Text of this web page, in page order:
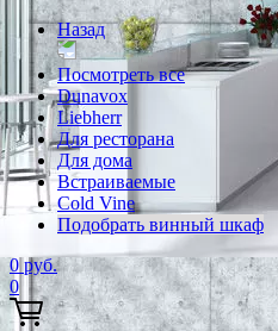
Назад
Посмотреть все
Dunavox
Liebherr
Для ресторана
Для дома
Встраиваемые
Cold Vine
Подобрать винный шкаф
0 руб.
0